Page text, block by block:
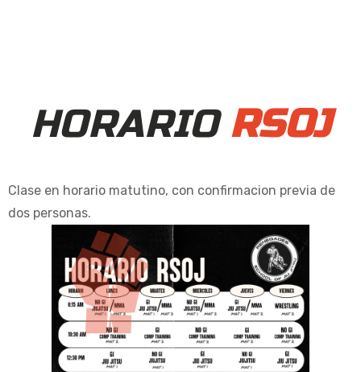
HORARIO RSOJ
Clase en horario matutino, con confirmacion previa de
dos personas.